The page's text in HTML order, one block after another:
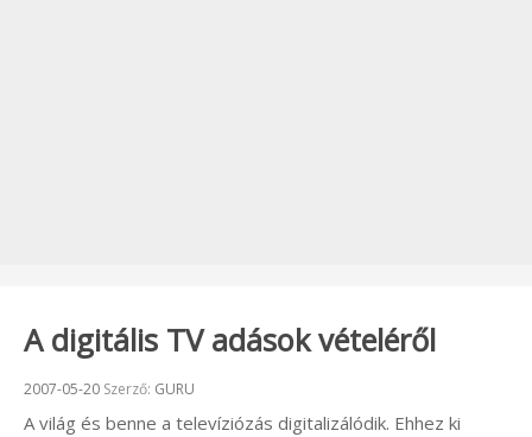
A digitális TV adások vételéről
Beküldve:
2007-05-20 Szerző: GURU
A világ és benne a televíziózás digitalizálódik. Ehhez ki